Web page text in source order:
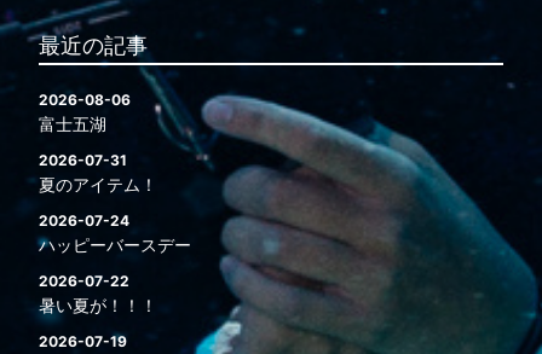
最近の記事
2026-08-06
富士五湖
2026-07-31
夏のアイテム！
2026-07-24
ハッピーバースデー
2026-07-22
暑い夏が！！！
2026-07-19